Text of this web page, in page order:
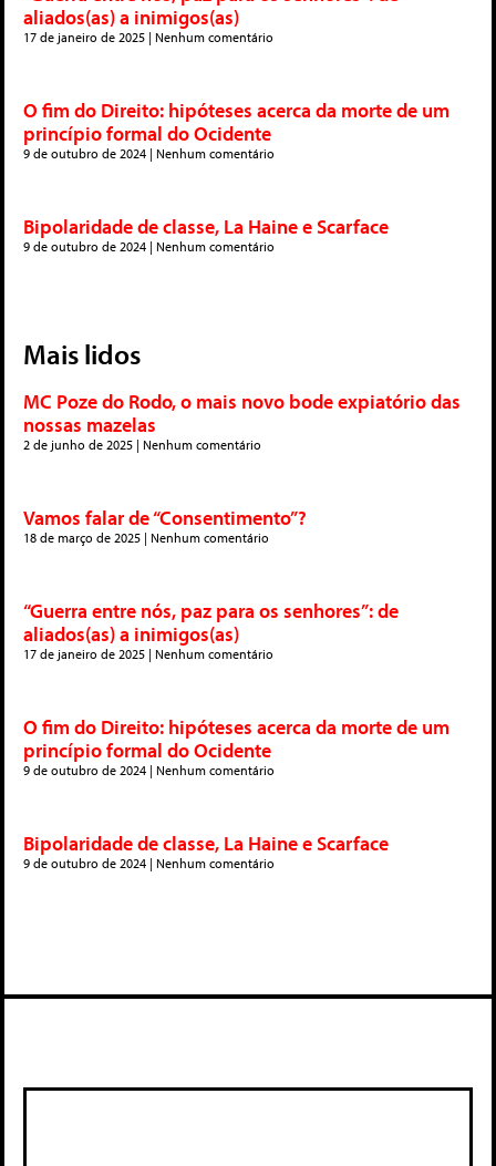
aliados(as) a inimigos(as)
17 de janeiro de 2025 Nenhum comentário
O fim do Direito: hipóteses acerca da morte de um
princípio formal do Ocidente
9 de outubro de 2024 Nenhum comentário
Bipolaridade de classe, La Haine e Scarface
9 de outubro de 2024 Nenhum comentário
Mais lidos
MC Poze do Rodo, o mais novo bode expiatório das
nossas mazelas
2 de junho de 2025 Nenhum comentário
Vamos falar de “Consentimento”?
18 de março de 2025 Nenhum comentário
“Guerra entre nós, paz para os senhores”: de
aliados(as) a inimigos(as)
17 de janeiro de 2025 Nenhum comentário
O fim do Direito: hipóteses acerca da morte de um
princípio formal do Ocidente
9 de outubro de 2024 Nenhum comentário
Bipolaridade de classe, La Haine e Scarface
9 de outubro de 2024 Nenhum comentário